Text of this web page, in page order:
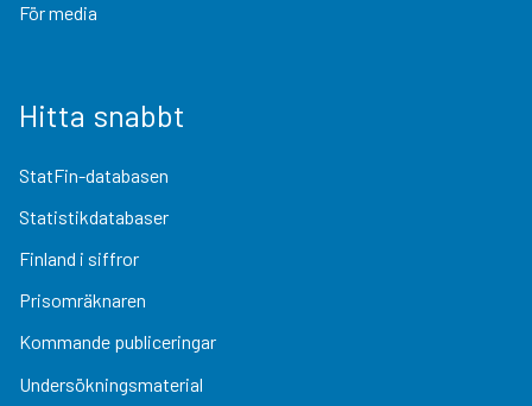
För media
Hitta snabbt
StatFin-databasen
Statistikdatabaser
Finland i siffror
Prisomräknaren
Kommande publiceringar
Undersökningsmaterial